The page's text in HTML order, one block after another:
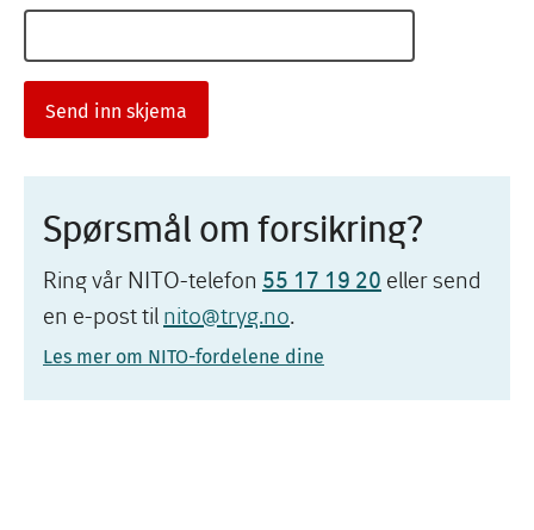
Spørsmål om forsikring?
Ring vår NITO-telefon 55 17 19 20 eller send
en e-post til nito@tryg.no
Les mer om NITO-fordelene dine